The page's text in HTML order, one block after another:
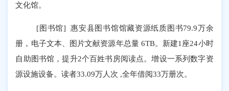
文化馆。
[图书馆] 惠安县图书馆馆藏资源纸质图书79.9万余
册，电子文本、图片文献资源年总量 6TB。新建1座24小时
自助图书馆，提升2个百姓书房阅读点。增设一系列数字资
源设施设备。读者33.09万人次 ,全年借阅33万册次。